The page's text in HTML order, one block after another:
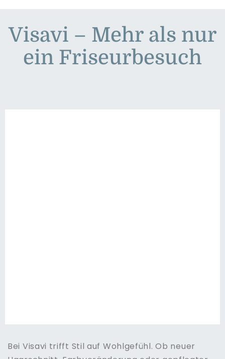
Visavi – Mehr als nur
ein Friseurbesuch
Bei Visavi trifft Stil auf Wohlgefühl. Ob neuer